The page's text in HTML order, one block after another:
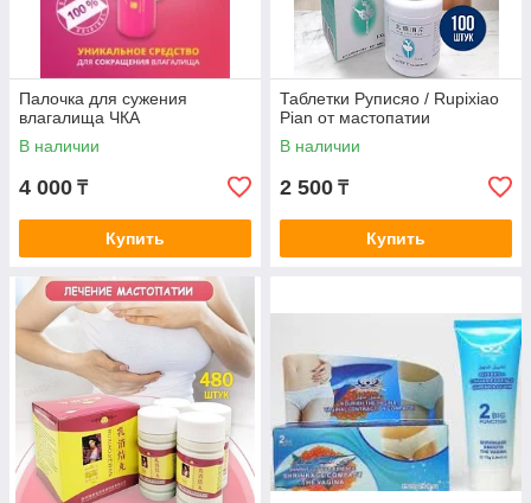
Палочка для сужения
влагалища ЧКА
В наличии
4 000 ₸
Купить
Таблетки Руписяо / Rupixiao
Pian от мастопатии
В наличии
2 500 ₸
Купить